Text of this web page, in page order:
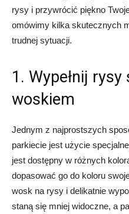
rysy i przywrócić piękno
omówimy kilka skutecznych
trudnej sytuacji.
1. Wypełnij
woskiem
Jednym z najprostszych
parkiecie jest użycie
jest dostępny w różnych
dopasować go do koloru
wosk na rysy i delikatnie
staną się mniej widoczne, a